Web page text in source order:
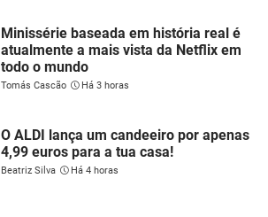
Minissérie baseada em história real é
atualmente a mais vista da Netflix em
todo o mundo
Tomás Cascão Há 3 horas
O ALDI lança um candeeiro por apenas
4,99 euros para a tua casa!
Beatriz Silva Há 4 horas